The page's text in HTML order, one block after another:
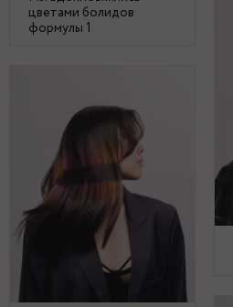
цветами болидов
формулы 1